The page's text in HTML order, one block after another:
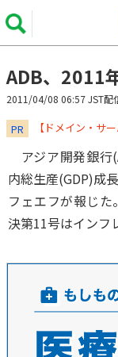
ADB、2011
2011/04/08 06:57 JST配
PR 【ドメイン・サ
アジア開発銀行
内総生産(GDP)成
フェエフが報じ
決第11号はインフ